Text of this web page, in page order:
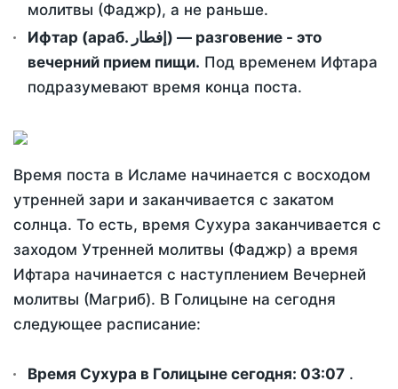
молитвы (Фаджр), а не раньше.
Ифтар (араб. إفطار) — разговение - это
вечерний прием пищи. Под временем Ифтара
подразумевают время конца поста.
Время поста в Исламе начинается с восходом
утренней зари и заканчивается с закатом
солнца. То есть, время Сухура заканчивается с
заходом Утренней молитвы (Фаджр) а время
Ифтара начинается с наступлением Вечерней
молитвы (Магриб). В Голицыне на сегодня
следующее расписание:
Время Сухура в Голицыне сегодня: 03:07 .